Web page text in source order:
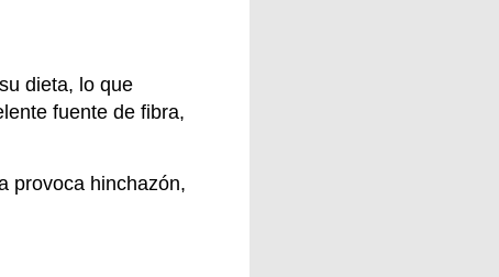
dieta, lo que
fuente de fibra,
provoca hinchazón,